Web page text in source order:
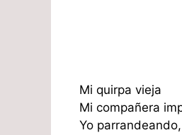
Mi quirpa vieja
Mi compañera
Yo